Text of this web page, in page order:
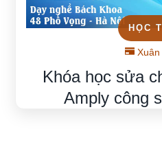
HỌC
Xuân
Khóa học sửa
Amply công